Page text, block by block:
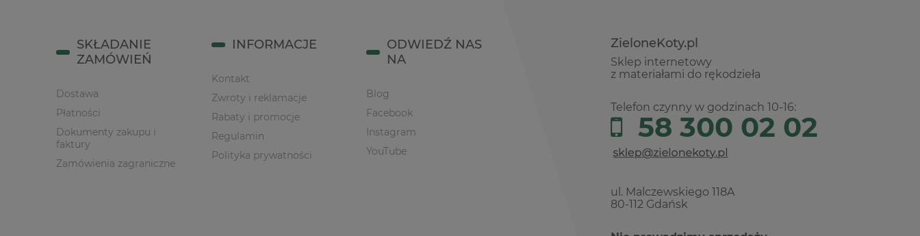
ZieloneKoty.pl
Sklep internetowy
z materiałami do rękodzieła
Telefon czynny w godzinach 10-16:
58 300 02 02
ul. Malczewskiego 118A
80-112 Gdańsk
SKŁADANIE
ZAMÓWIEŃ
Dostawa
Płatności
Dokumenty zakupu i
faktury
Zamówienia zagraniczne
INFORMACJE
Kontakt
Zwroty i reklamacje
Rabaty i promocje
Regulamin
Polityka prywatności
ODWIEDŹ NAS
NA
Blog
Facebook
Instagram
YouTube